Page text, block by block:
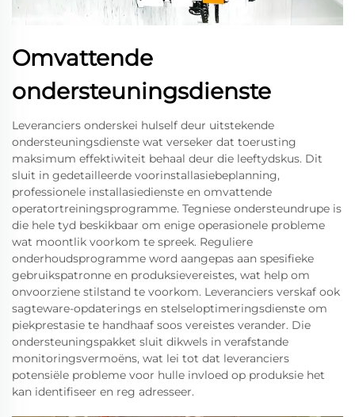
Omvattende
ondersteuningsdienste
Leveranciers onderskei hulself deur uitstekende
ondersteuningsdienste wat verseker dat toerusting
maksimum effektiwiteit behaal deur die leeftydskus. Dit
sluit in gedetailleerde voorinstallasiebeplanning,
professionele installasiedienste en omvattende
operatortreiningsprogramme. Tegniese ondersteundrupe is
die hele tyd beskikbaar om enige operasionele probleme
wat moontlik voorkom te spreek. Reguliere
onderhoudsprogramme word aangepas aan spesifieke
gebruikspatronne en produksievereistes, wat help om
onvoorziene stilstand te voorkom. Leveranciers verskaf ook
sagteware-opdaterings en stelseloptimeringsdienste om
piekprestasie te handhaaf soos vereistes verander. Die
ondersteuningspakket sluit dikwels in verafstande
monitoringsvermoëns, wat lei tot dat leveranciers
potensiële probleme voor hulle invloed op produksie het
kan identifiseer en reg adresseer.